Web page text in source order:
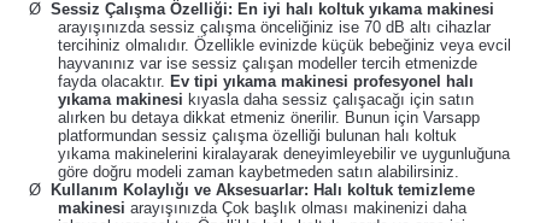
Ø Sessiz Çalışma Özelliği: En iyi halı koltuk yıkama makinesi
arayışınızda sessiz çalışma önceliğiniz ise 70 dB altı cihazlar
tercihiniz olmalıdır. Özellikle evinizde küçük bebeğiniz veya evcil
hayvanınız var ise sessiz çalışan modeller tercih etmenizde
fayda olacaktır. Ev tipi yıkama makinesi profesyonel halı
yıkama makinesi kıyasla daha sessiz çalışacağı için satın
alırken bu detaya dikkat etmeniz önerilir. Bunun için Varsapp
platformundan sessiz çalışma özelliği bulunan halı koltuk
yıkama makinelerini kiralayarak deneyimleyebilir ve uygunluğuna
göre doğru modeli zaman kaybetmeden satın alabilirsiniz.
Ø
Kullanım Kolaylığı ve Aksesuarlar: Halı koltuk temizleme
makinesi arayışınızda Çok başlık olması makinenizi daha